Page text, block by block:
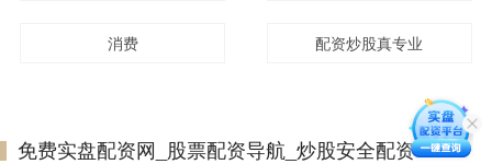
消费 配资炒股真专业
免费实盘配资网_股票配资导航_炒股安全配资